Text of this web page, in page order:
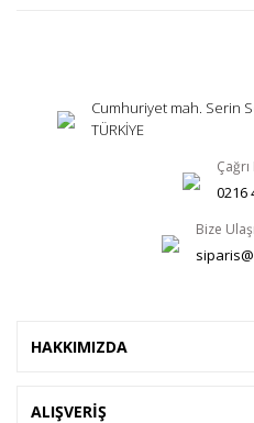
Cumhuriyet mah. Serin
TÜRKİYE
0216
Bize
HAKKIMIZDA
ALIŞVERİŞ